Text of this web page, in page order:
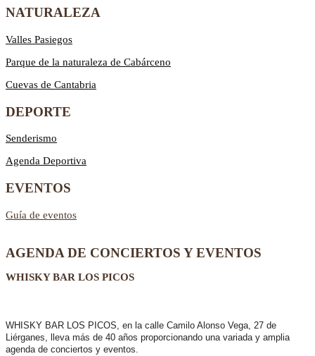
NATURALEZA
Valles Pasiegos
Parque de la naturaleza de Cabárceno
Cuevas de Cantabria
DEPORTE
Senderismo
Agenda Deportiva
EVENTOS
Guía de eventos
AGENDA DE CONCIERTOS Y EVENTOS
WHISKY BAR LOS PICOS
WHISKY BAR LOS PICOS, en la calle Camilo Alonso Vega, 27 de
Liérganes, lleva más de 40 años proporcionando una variada y amplia
agenda de conciertos y eventos.